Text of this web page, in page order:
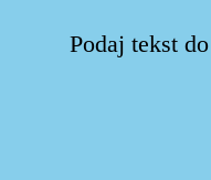
Podaj tekst